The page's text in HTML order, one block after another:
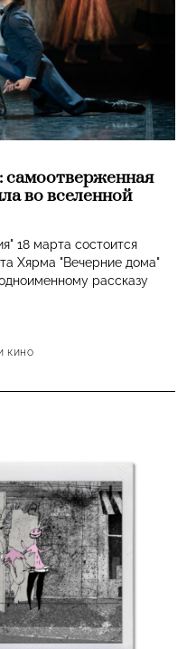
самоотверженная
во вселенной
18 марта состоится
Хярма "Вечерние дома"
рассказу
кино